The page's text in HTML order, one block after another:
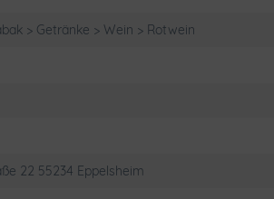
> Getränke > Wein > Rotwein
22 55234 Eppelsheim